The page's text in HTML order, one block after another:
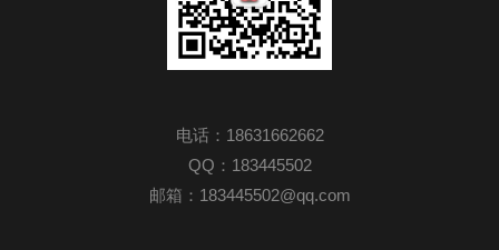
电话：18631662662
QQ：183445502
邮箱：183445502@qq.com